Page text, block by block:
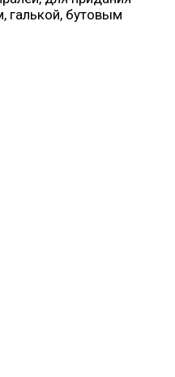
галькой, бутовым